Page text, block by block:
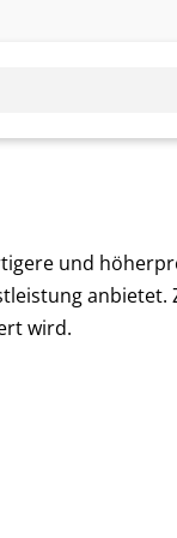
und
anbietet.
wird.